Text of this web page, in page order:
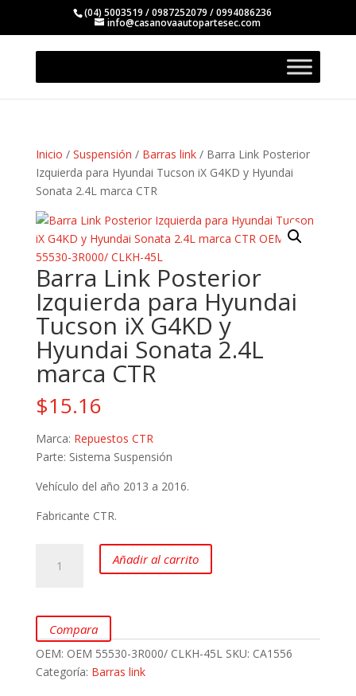
(04) 5003519 / 0987252079 / 0994086236
info@casanovaautopartesec.com
Inicio / Suspensión / Barras link/ Barra Link Posterior
Izquierda para Hyundai Tucson iX G4KD y Hyundai
Sonata 2.4L marca CTR
Barra Link Posterior
Izquierda para Hyundai
Tucson iX G4KD y
Hyundai Sonata 2.4L
marca CTR
$15.16
Marca: Repuestos CTR
Parte: Sistema Suspensión
Vehículo del año 2013 a 2016.
Fabricante CTR.
para
Hyundai
Tucson
iX
Añadir al carrito
Compara
OEM: OEM 55530-3R000/ CLKH-45L SKU: CA1556
Categoría: Barras link